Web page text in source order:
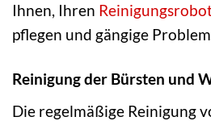
Ihnen, Ihren
pflegen und gängige
Reinigung der Bürsten und
Die regelmäßige Reinigung